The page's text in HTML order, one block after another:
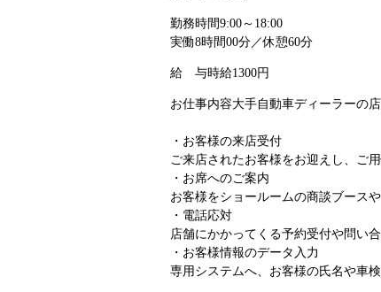
勤務時間9:00～18:00
実働8時間00分／休憩60分
給 与時給1300円
お仕事内容大手自動車ディーラーの
・お客様の来店受付
ご来店されたお客様をお迎えし、ご
・お席へのご案内
お客様をショールームの商談ブース
・電話応対
店舗にかかってくる予約受付や問い
・お客様情報のデータ入力
専用システムへ、お客様の氏名や車